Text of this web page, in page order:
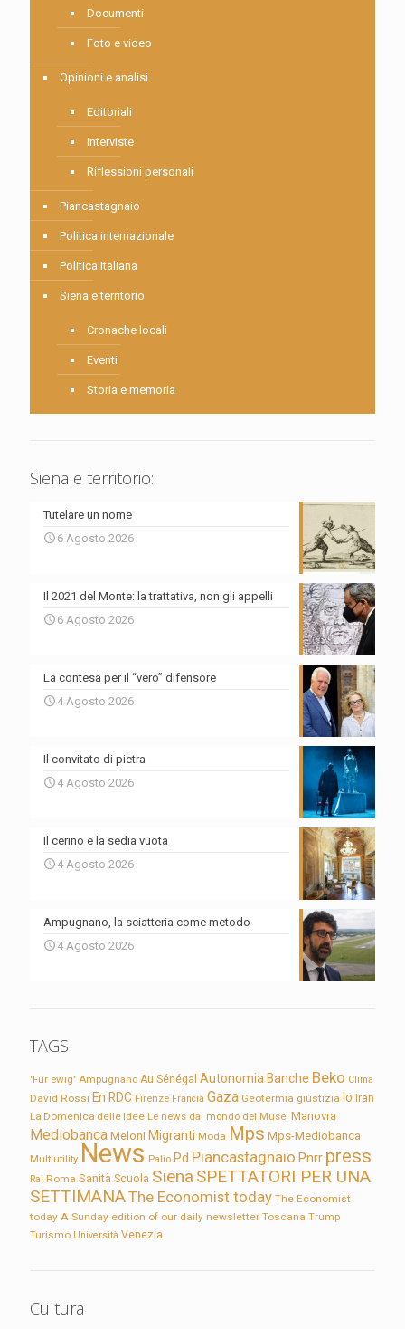
Documenti
Foto e video
Opinioni e analisi
Editoriali
Interviste
Riflessioni personali
Piancastagnaio
Politica internazionale
Politica Italiana
Siena e territorio
Cronache locali
Eventi
Storia e memoria
Siena e territorio:
Tutelare un nome
6 Agosto 2026
Il 2021 del Monte: la trattativa, non gli appelli
6 Agosto 2026
La contesa per il “vero” difensore
4 Agosto 2026
Il convitato di pietra
4 Agosto 2026
Il cerino e la sedia vuota
4 Agosto 2026
Ampugnano, la sciatteria come metodo
4 Agosto 2026
TAGS
'Für ewig' Ampugnano Au Sénégal Autonomia Banche Beko Clima
David Rossi En RDC Firenze Francia Gaza Geotermia giustizia Io Iran
La Domenica delle Idee Le news dal mondo dei Musei Manovra
Mediobanca Meloni Migranti Moda Mps Mps-Mediobanca
Multiutility News Palio Pd Piancastagnaio Pnrr press
Rai Roma Sanità Scuola Siena SPETTATORI PER UNA
SETTIMANAThe Economist today The Economist
today A Sunday edition of our daily newsletter Toscana Trump
Turismo Università Venezia
Cultura